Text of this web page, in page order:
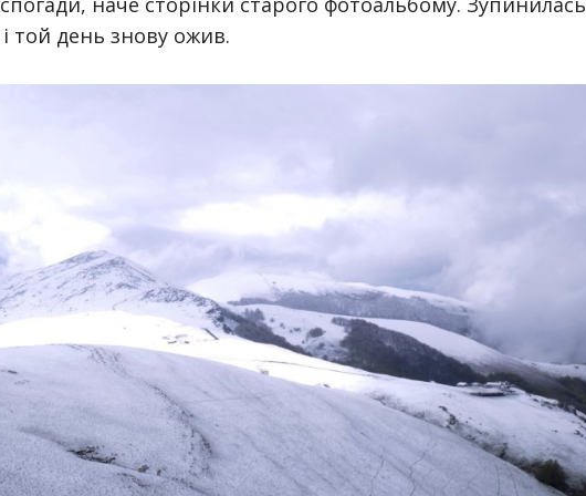
той день знову ожив.